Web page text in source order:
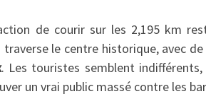
de courir sur les 2,195 km
le centre historique, avec de
. Les touristes semblent
un vrai public massé contre les